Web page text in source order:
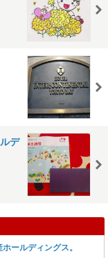
デ
ールディングス。